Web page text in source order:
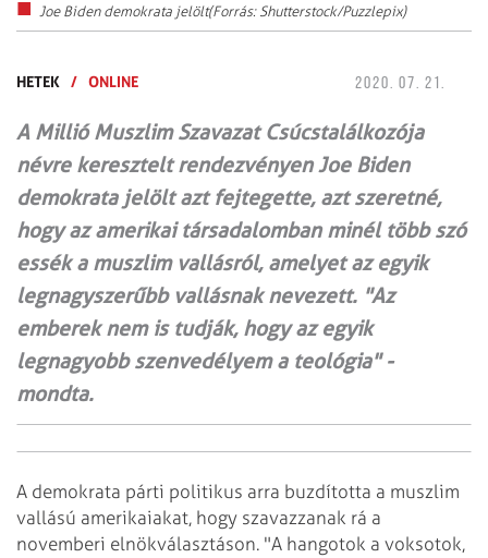
Joe Biden demokrata jelölt(Forrás: Shutterstock/Puzzlepix)
HETEK / ONLINE 2020. 07. 21.
A Millió Muszlim Szavazat Csúcstalálkozója
névre keresztelt rendezvényen Joe Biden
demokrata jelölt azt fejtegette, azt szeretné,
hogy az amerikai társadalomban minél több szó
essék a muszlim vallásról, amelyet az egyik
legnagyszerűbb vallásnak nevezett. "Az
emberek nem is tudják, hogy az egyik
legnagyobb szenvedélyem a teológia" -
mondta.
A demokrata párti politikus arra buzdította a muszlim
vallású amerikaiakat, hogy szavazzanak rá a
novemberi elnökválasztáson. "A hangotok a voksotok,